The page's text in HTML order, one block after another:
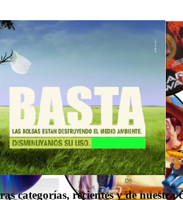
categorías, recientes y de nuestra